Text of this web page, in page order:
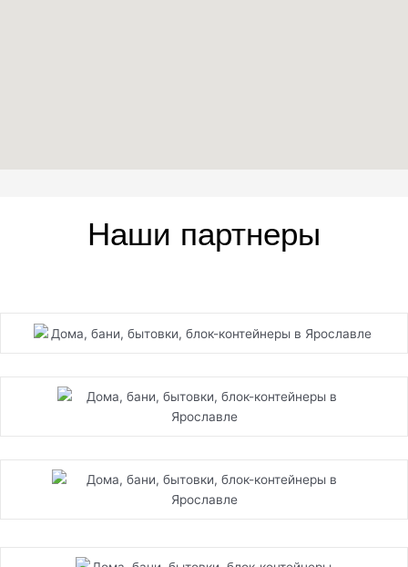
Наши партнеры